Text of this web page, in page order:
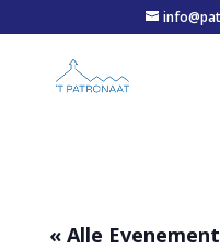
« Alle